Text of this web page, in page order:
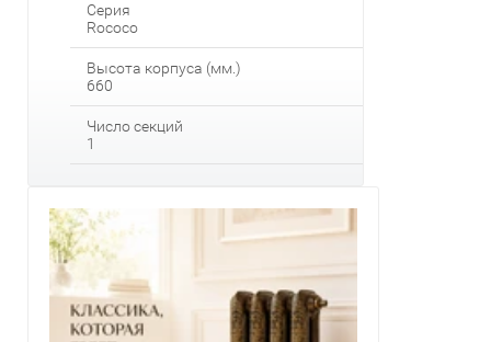
Серия
Rococo
Высота корпуса (мм.)
660
Число секций
1